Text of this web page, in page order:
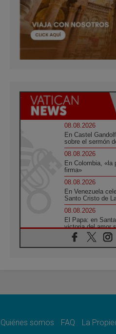
08.08.2026
En Castel
sobre el sermón
08.08.2026
En Colombia, «la
firma»
08.08.2026
En Venezuela
Santo Cristo de
08.08.2026
El Papa: en
victoria del amor
08.08.2026
León XIV visitará
07.08.2026
07.08.2026
Quiénes somos FAQ La